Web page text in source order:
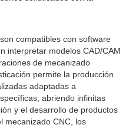
compatibles con software
interpretar modelos CAD/CAM
de mecanizado
permite la producción
adaptadas a
abriendo infinitas
y el desarrollo de productos
mecanizado CNC, los